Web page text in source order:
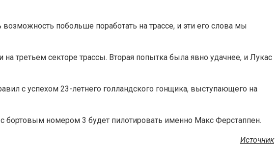
побольше поработать на трассе, и эти его слова мы
третьем секторе трассы. Вторая попытка была явно удачнее, и Лукас
с успехом 23-летнего голландского гонщика, выступающего на
бортовым номером 3 будет пилотировать именно Макс Ферстаппен.
Источник